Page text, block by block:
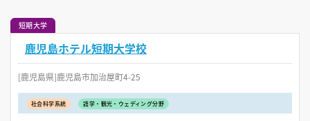
短期大学
鹿児島ホテル短期大学校
[鹿児島県]鹿児島市加治屋町4-25
社会科学系統 語学・観光・ウェディング分野